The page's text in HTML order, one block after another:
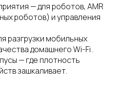
— для роботов, AMR
роботов) и управления
разгрузки мобильных
домашнего Wi-Fi .
— где плотность
зашкаливает.